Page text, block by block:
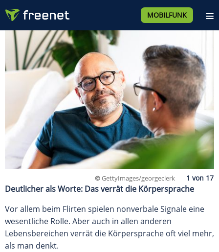
MOBILFUNK
©GettyImages/georgeclerk
Deutlicher als Worte: Das verrät die Körpersprache
Vor allem beim Flirten spielen nonverbale Signale eine
wesentliche Rolle. Aber auch in allen anderen
Lebensbereichen verrät die Körpersprache oft viel mehr,
als man denkt.